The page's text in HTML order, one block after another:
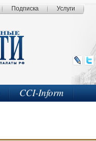
Подписка Услуги
CCI-Inform